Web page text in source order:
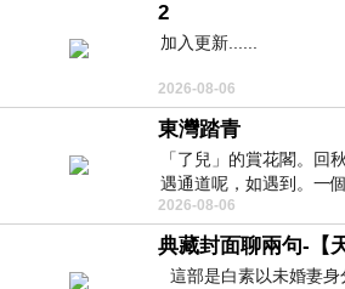
2
加入更新......
2026-08-06
東灣踏青
「了兒」的賞花閣。回
遇通道呢，如遇到。一
細賞。
2026-08-06
典藏封面聊兩句-【
這部是白素以未婚妻